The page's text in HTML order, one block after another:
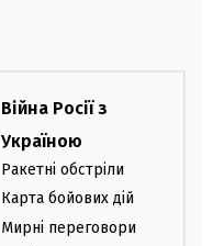
Війна Росії з
Україною
Ракетні обстріли
Карта бойових дій
Мирні переговори